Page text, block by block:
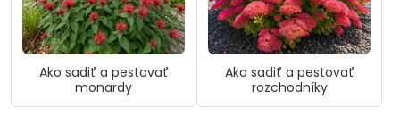
Ako sadiť a pestovať
monardy
Ako sadiť a pestovať
rozchodníky